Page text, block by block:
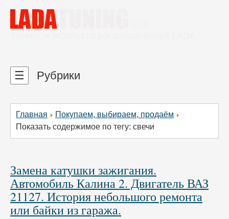
Главная
Покупаем, выбираем, продаём
Показать содержимое по тегу: свечи
Замена катушки зажигания.
Автомобиль Калина 2. Двигатель ВАЗ
21127. История небольшого ремонта
или байки из гаража.
☰ Рубрики